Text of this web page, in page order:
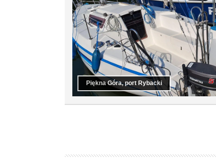
Piękna Góra, port Rybacki